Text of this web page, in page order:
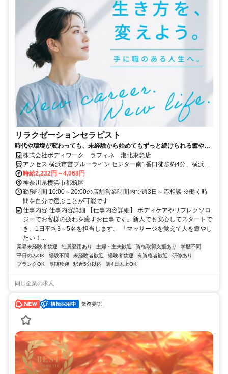
リラクゼーションセラピスト
時代や環境が変わっても、未経験から始めてもずっと続けられる癒やし
の仕事。手に職を身につけて、生き方を変えよう。
株式会社ボディワーク ラフィネ 港北東急店
アクセス 横浜市営ブルーライン センター南1番口徒歩約4分、横浜市
営グリーンライン センター南1番口徒歩約4分、横浜市営ブルーライ
ン センター北3番口徒歩約18分 最寄駅：センター南駅
時給2,232円～4,068円
神奈川県横浜市都筑区
勤務時間 10:00～20:00の店舗営業時間内で週3日～応相談 ※働く時
間を自分で選ぶことが可能です
仕事内容 仕事内容詳細 【仕事内容詳細】 ボディケアやリフレクソロ
ジーでお客様の疲れを癒すお仕事です。新人でも安心してスタートで
き、1日平均3～5名を担当します。 「マッサージを覚えて人を癒やし
たい！...
業界未経験者歓迎 社員登用あり 主婦・主夫歓迎 資格取得支援あり
学歴不問
平日のみOK
経験不問 未経験者歓迎 経験者歓迎 有資格者歓迎
研修あり
ブランクOK
長期歓迎 駅近5分以内 週4日以上OK
同じ企業の求人
業務委託